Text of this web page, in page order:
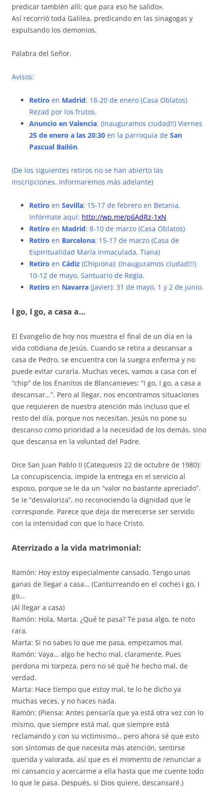
predicar también allí; que para eso he salido».
Así recorrió toda Galilea, predicando en las sinagogas y
expulsando los demonios.
Palabra del Señor.
Avisos:
Retiro en Madrid: 18-20 de enero (Casa Oblatos)
Rezad por los frutos.
Anuncio en Valencia: (Inauguramos ciudad!!) Viernes
25 de enero a las 20:30 en la parroquia de San
Pascual Bailón.
(De los siguientes retiros no se han abierto las
inscripciones. Informaremos más adelante)
Retiro en Sevilla: 15-17 de febrero en Betania.
Infórmate aquí: http://wp.me/p6AdRz-1xN
Retiro en Madrid: 8-10 de marzo (Casa Oblatos)
Retiro en Barcelona: 15-17 de marzo (Casa de
Espiritualidad María Inmaculada, Tiana)
Retiro en Cádiz (Chipiona): (Inauguramos ciudad!!!)
10-12 de mayo, Santuario de Regla.
Retiro en Navarra (Javier): 31 de mayo, 1 y 2 de junio.
I go, I go, a casa a…
El Evangelio de hoy nos muestra el final de un día en la
vida cotidiana de Jesús. Cuando se retira a descansar a
casa de Pedro, se encuentra con la suegra enferma y no
puede evitar curarla. Muchas veces, vamos a casa con el
“chip” de los Enanitos de Blancanieves: “I go, I go, a casa a
descansar…”. Pero al llegar, nos encontramos situaciones
que requieren de nuestra atención más incluso que el
resto del día, porque nos necesitan. Jesús no pone su
descanso como prioridad a la necesidad de los demás, sino
que descansa en la voluntad del Padre.
Dice San Juan Pablo II (Catequesis 22 de octubre de 1980):
La concupiscencia, impide la entrega en el servicio al
esposo, porque se le da un “valor no bastante apreciado”.
Se le “desvaloriza”, no reconociendo la dignidad que le
corresponde. Parece que deja de merecerse ser servido
con la intensidad con que lo hace Cristo.
Aterrizado a la vida matrimonial:
Ramón: Hoy estoy especialmente cansado. Tengo unas
ganas de llegar a casa… (Canturreando en el coche) I go, I
go…
(Al llegar a casa)
Ramón: Hola, Marta. ¿Qué te pasa? Te pasa algo, te noto
rara.
Marta: Si no sabes lo que me pasa, empezamos mal.
Ramón: Vaya… algo he hecho mal, claramente. Pues
perdona mi torpeza, pero no sé qué he hecho mal, de
verdad.
Marta: Hace tiempo que estoy mal, te lo he dicho ya
muchas veces, y no haces nada.
Ramón: (Piensa: Antes pensaría que ya está otra vez con lo
mismo, que siempre está mal, que siempre está
reclamando y con su victimismo… pero ahora sé que esto
son síntomas de que necesita más atención, sentirse
querida y valorada, así que es el momento de renunciar a
mi cansancio y acercarme a ella hasta que me cuente todo
lo que le pasa. Después, si Dios quiere, descansaré.)